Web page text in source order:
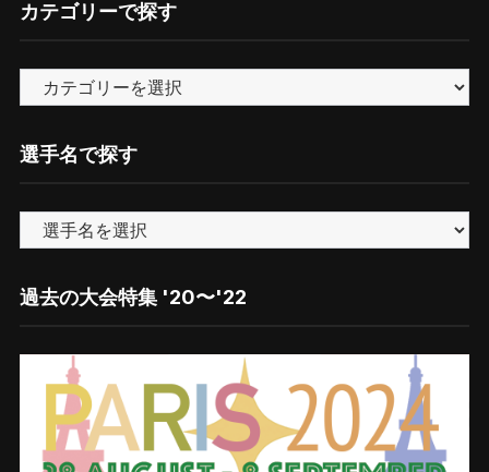
ナ
カテゴリーで探す
テ
ゴ
リ
す
選手名で探す
過去の大会特集 '20〜'22